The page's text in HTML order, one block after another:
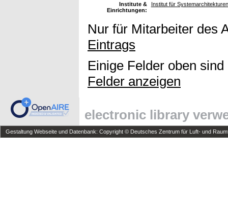
Institute &
Einrichtungen:
Institut für
Nur für Mitarbeiter des
Eintrags
Einige Felder oben
Felder anzeigen
electronic library
Gestaltung Webseite und Datenbank: Copyright © Deutsches Zentrum für Luft- und